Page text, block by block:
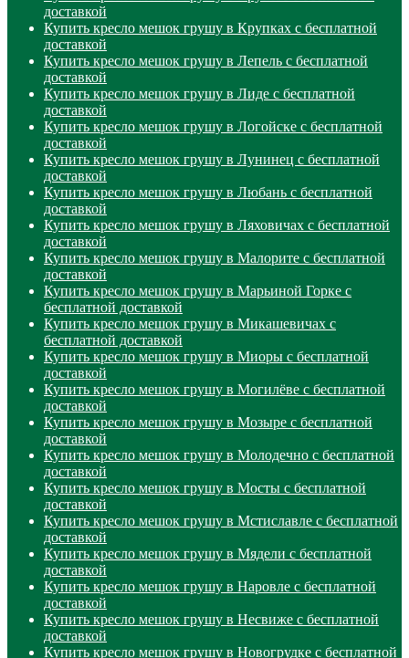
доставкой
Купить кресло мешок грушу в Крупках с бесплатной
доставкой
Купить кресло мешок грушу в Лепель с бесплатной
доставкой
Купить кресло мешок грушу в Лиде с бесплатной
доставкой
Купить кресло мешок грушу в Логойске с бесплатной
доставкой
Купить кресло мешок грушу в Лунинец с бесплатной
доставкой
Купить кресло мешок грушу в Любань с бесплатной
доставкой
Купить кресло мешок грушу в Ляховичах с бесплатной
доставкой
Купить кресло мешок грушу в Малорите с бесплатной
доставкой
Купить кресло мешок грушу в Марьиной Горке с
бесплатной доставкой
Купить кресло мешок грушу в Микашевичах с
бесплатной доставкой
Купить кресло мешок грушу в Миоры с бесплатной
доставкой
Купить кресло мешок грушу в Могилёве с бесплатной
доставкой
Купить кресло мешок грушу в Мозыре с бесплатной
доставкой
Купить кресло мешок грушу в Молодечно с бесплатной
доставкой
Купить кресло мешок грушу в Мосты с бесплатной
доставкой
Купить кресло мешок грушу в Мстиславле с бесплатной
доставкой
Купить кресло мешок грушу в Мядели с бесплатной
доставкой
Купить кресло мешок грушу в Наровле с бесплатной
доставкой
Купить кресло мешок грушу в Несвиже с бесплатной
доставкой
Купить кресло мешок грушу в Новогрудке с бесплатной